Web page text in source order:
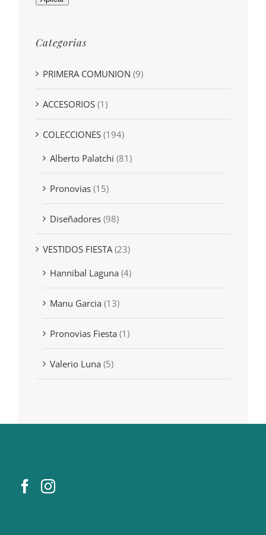
Categorias
PRIMERA COMUNION (9)
ACCESORIOS (1)
COLECCIONES (194)
Alberto Palatchi (81)
Pronovias (15)
Diseñadores (98)
VESTIDOS FIESTA (23)
Hannibal Laguna (4)
Manu Garcia (13)
Pronovias Fiesta (1)
Valerio Luna (5)